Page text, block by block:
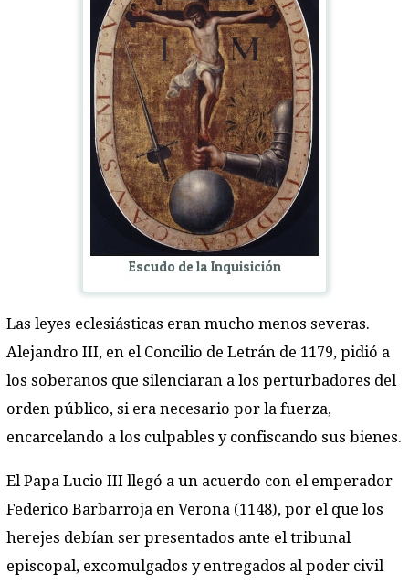
Escudo de la Inquisición
Las leyes eclesiásticas eran mucho menos severas.
Alejandro III, en el Concilio de Letrán de 1179, pidió a
los soberanos que silenciaran a los perturbadores del
orden público, si era necesario por la fuerza,
encarcelando a los culpables y confiscando sus bienes.
El Papa Lucio III llegó a un acuerdo con el emperador
Federico Barbarroja en Verona (1148), por el que los
herejes debían ser presentados ante el tribunal
episcopal, excomulgados y entregados al poder civil